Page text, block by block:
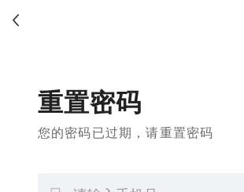
重置密码
您的密码已过期，请重置密码